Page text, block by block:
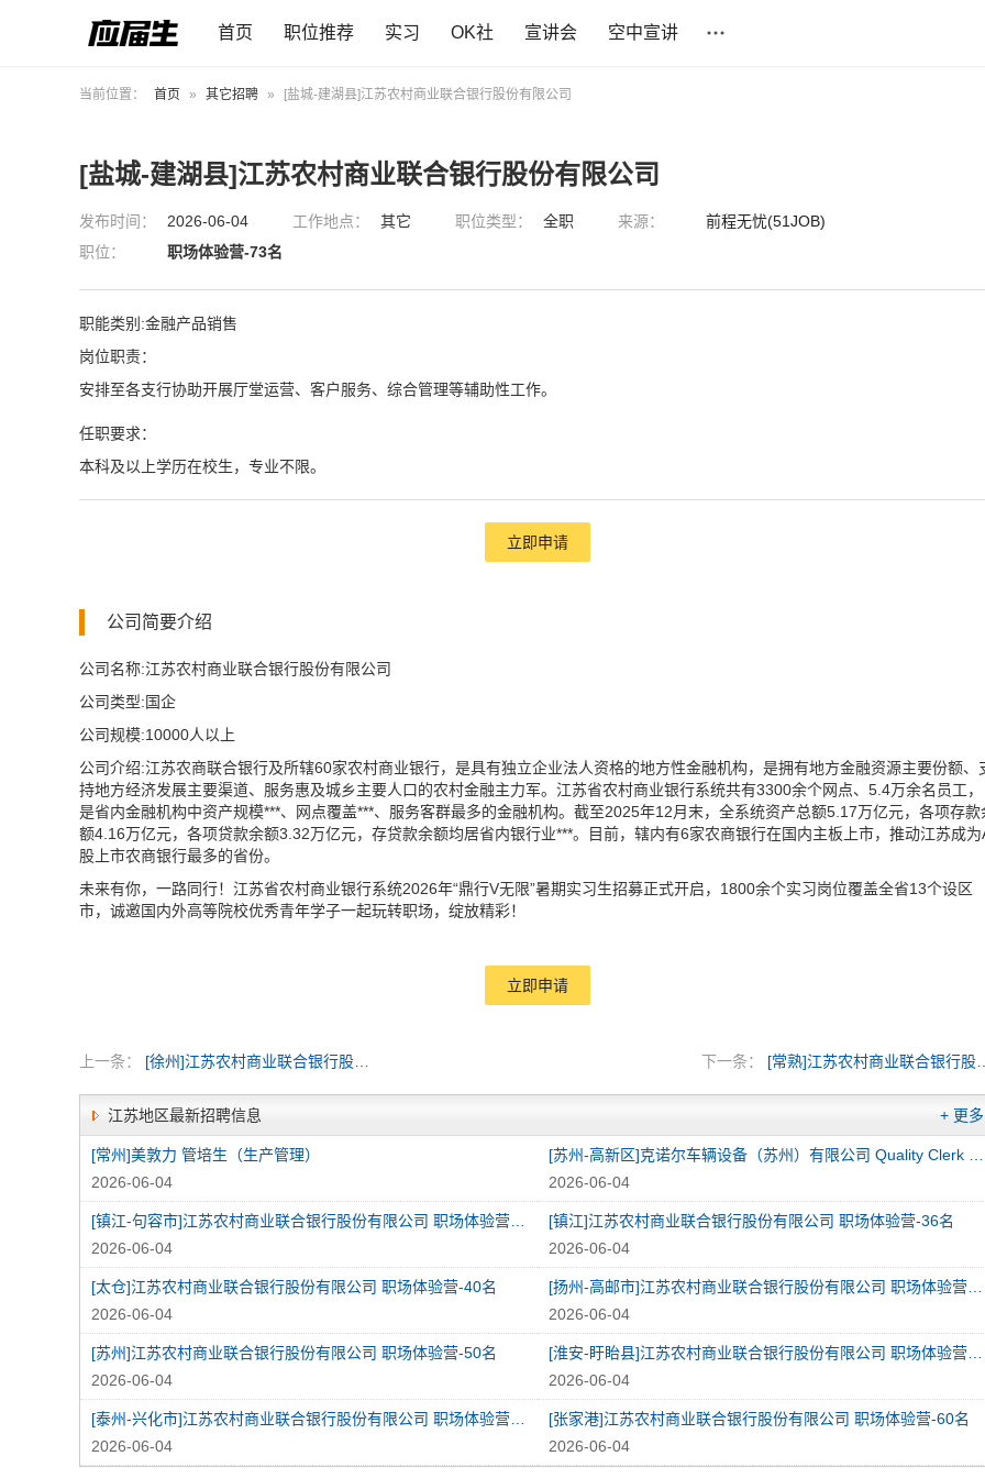
首页 职位推荐 实习 OK社 宣讲会 空中宣讲
当前位置： 首页 » 其它招聘 » [盐城-建湖县]江苏农村商业联合银行股份有限公司
[盐城-建湖县]江苏农村商业联合银行股份有限公司
发布时间： 2026-06-04 工作地点： 其它 职位类型： 全职 来源：
前程无忧(51JOB)
职位：
职场体验营-73名
职能类别:金融产品销售
岗位职责：
安排至各支行协助开展厅堂运营、客户服务、综合管理等辅助性工作。
任职要求：
本科及以上学历在校生，专业不限。
立即申请
公司简要介绍
公司名称:江苏农村商业联合银行股份有限公司
公司类型:国企
公司规模:10000人以上
公司介绍:江苏农商联合银行及所辖60家农村商业银行，是具有独立企业法人资格的地方性金融机构，是拥有地方金融资源主要份额、
持地方经济发展主要渠道、服务惠及城乡主要人口的农村金融主力军。江苏省农村商业银行系统共有3300余个网点、5.4万余名员工，
是省内金融机构中资产规模***、网点覆盖***、服务客群最多的金融机构。截至2025年12月末，全系统资产总额5.17万亿元，各项存款
额4.16万亿元，各项贷款余额3.32万亿元，存贷款余额均居省内银行业***。目前，辖内有6家农商银行在国内主板上市，推动江苏成为
股上市农商银行最多的省份。
未来有你，一路同行！江苏省农村商业银行系统2026年“鼎行V无限”暑期实习生招募正式开启，1800余个实习岗位覆盖全省13个设区
市，诚邀国内外高等院校优秀青年学子一起玩转职场，绽放精彩！
立即申请
上一条： [徐州]江苏农村商业联合银行股份有限公司 下一条： [常熟]江苏农村商
江苏地区最新招聘信息 + 更多
[常州]美敦力 管培生（生产管理）
2026-06-04
[苏州-高新区]克诺尔车辆设备（苏州）有限公司 Quality Clerk (Intern)/ 质量文员（实习生）
2026-06-04
[镇江-句容市]江苏农村商业联合银行股份有限公司 职场体验营-30名
2026-06-04
[镇江]江苏农村商业联合银行股份有限公司 职场体验营-36名
2026-06-04
[太仓]江苏农村商业联合银行股份有限公司 职场体验营-40名
2026-06-04
[扬州-高邮市]江苏农村商业联合银行股份有限公司 职场体验营-40名
2026-06-04
[苏州]江苏农村商业联合银行股份有限公司 职场体验营-50名
2026-06-04
[淮安-盱眙县]江苏农村商业联合银行股份有限公司 职场体验营-55名
2026-06-04
[泰州-兴化市]江苏农村商业联合银行股份有限公司 职场体验营-60名
2026-06-04
[张家港]江苏农村商业联合银行股份有限公司 职场体验营-60名
2026-06-04